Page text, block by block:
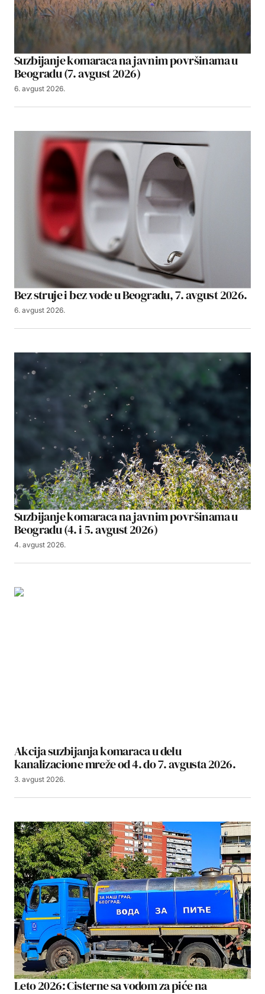
Suzbijanje komaraca na javnim površinama u
Beogradu (7. avgust 2026)
6. avgust 2026.
Bez struje i bez vode u Beogradu, 7. avgust 2026.
6. avgust 2026.
Suzbijanje komaraca na javnim površinama u
Beogradu (4. i 5. avgust 2026)
4. avgust 2026.
Akcija suzbijanja komaraca u delu
kanalizacione mreže od 4. do 7. avgusta 2026.
3. avgust 2026.
Leto 2026: Cisterne sa vodom za piće na